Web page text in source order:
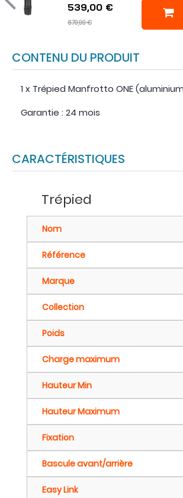
539,00 €
679,99 €
CONTENU DU PRODUIT
1 x Trépied Manfrotto ONE
Garantie : 24 mois
CARACTÉRISTIQUES
Trépied
Nom
Référence
Marque
Collection
Poids
Charge maximum
Hauteur Min
Hauteur Maximum
Fixation
Bascule avant/arrière
Easy Link